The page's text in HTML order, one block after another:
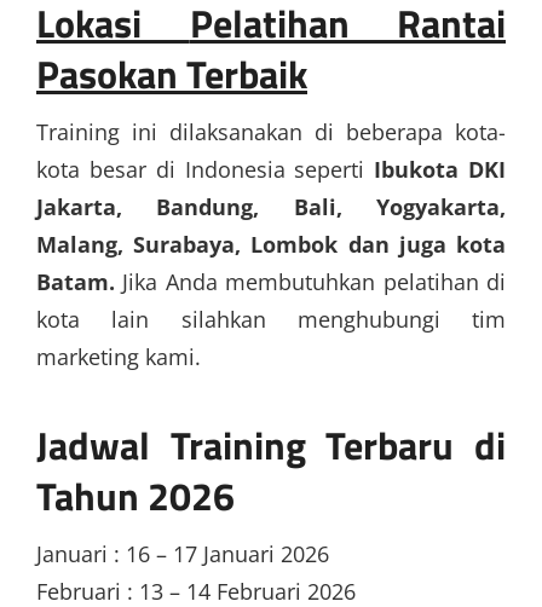
Lokasi Pelatihan Rantai
Pasokan Terbaik
Training ini dilaksanakan di beberapa kota-
kota besar di Indonesia seperti Ibukota DKI
Jakarta, Bandung, Bali, Yogyakarta,
Malang, Surabaya, Lombok dan juga kota
Batam. Jika Anda membutuhkan pelatihan di
kota lain silahkan menghubungi tim
marketing kami.
Jadwal Training Terbaru di
Tahun 2026
Januari : 16 – 17 Januari 2026
Februari : 13 – 14 Februari 2026